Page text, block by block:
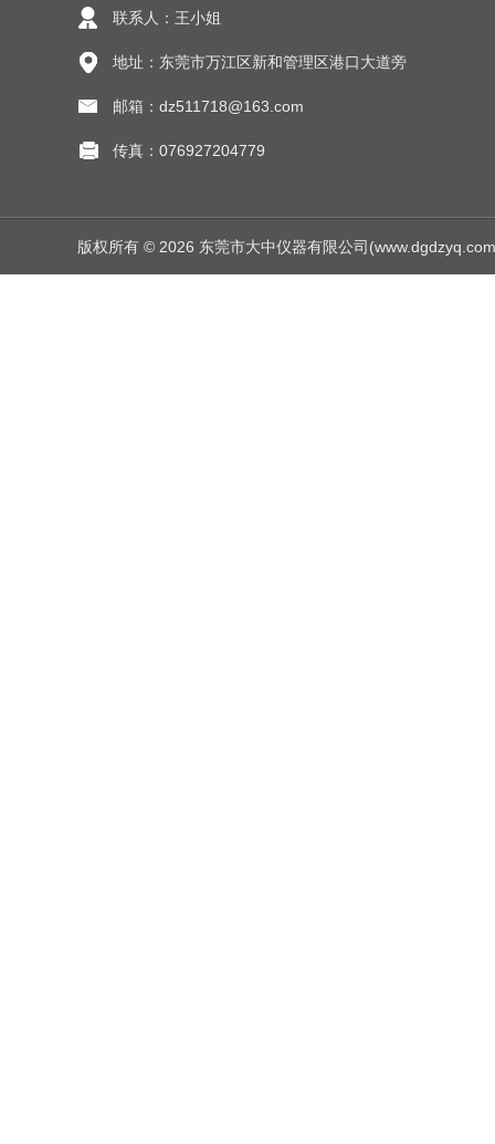
联系人：王小姐
地址：东莞市万江区新和管理区港口大道旁
邮箱：dz511718@163.com
传真：076927204779
版权所有 © 2026 东莞市大中仪器有限公司